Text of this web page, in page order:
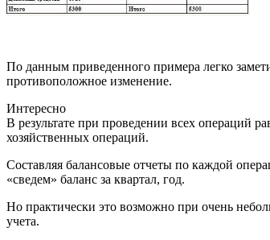
По данным приведенного примера легко
противоположное изменение.
Интересно
В результате при проведении всех операций
хозяйственных операций.
Составляя балансовые отчеты по каждой
«сведем» баланс за квартал, год.
Но практически это возможно при очень
учета.